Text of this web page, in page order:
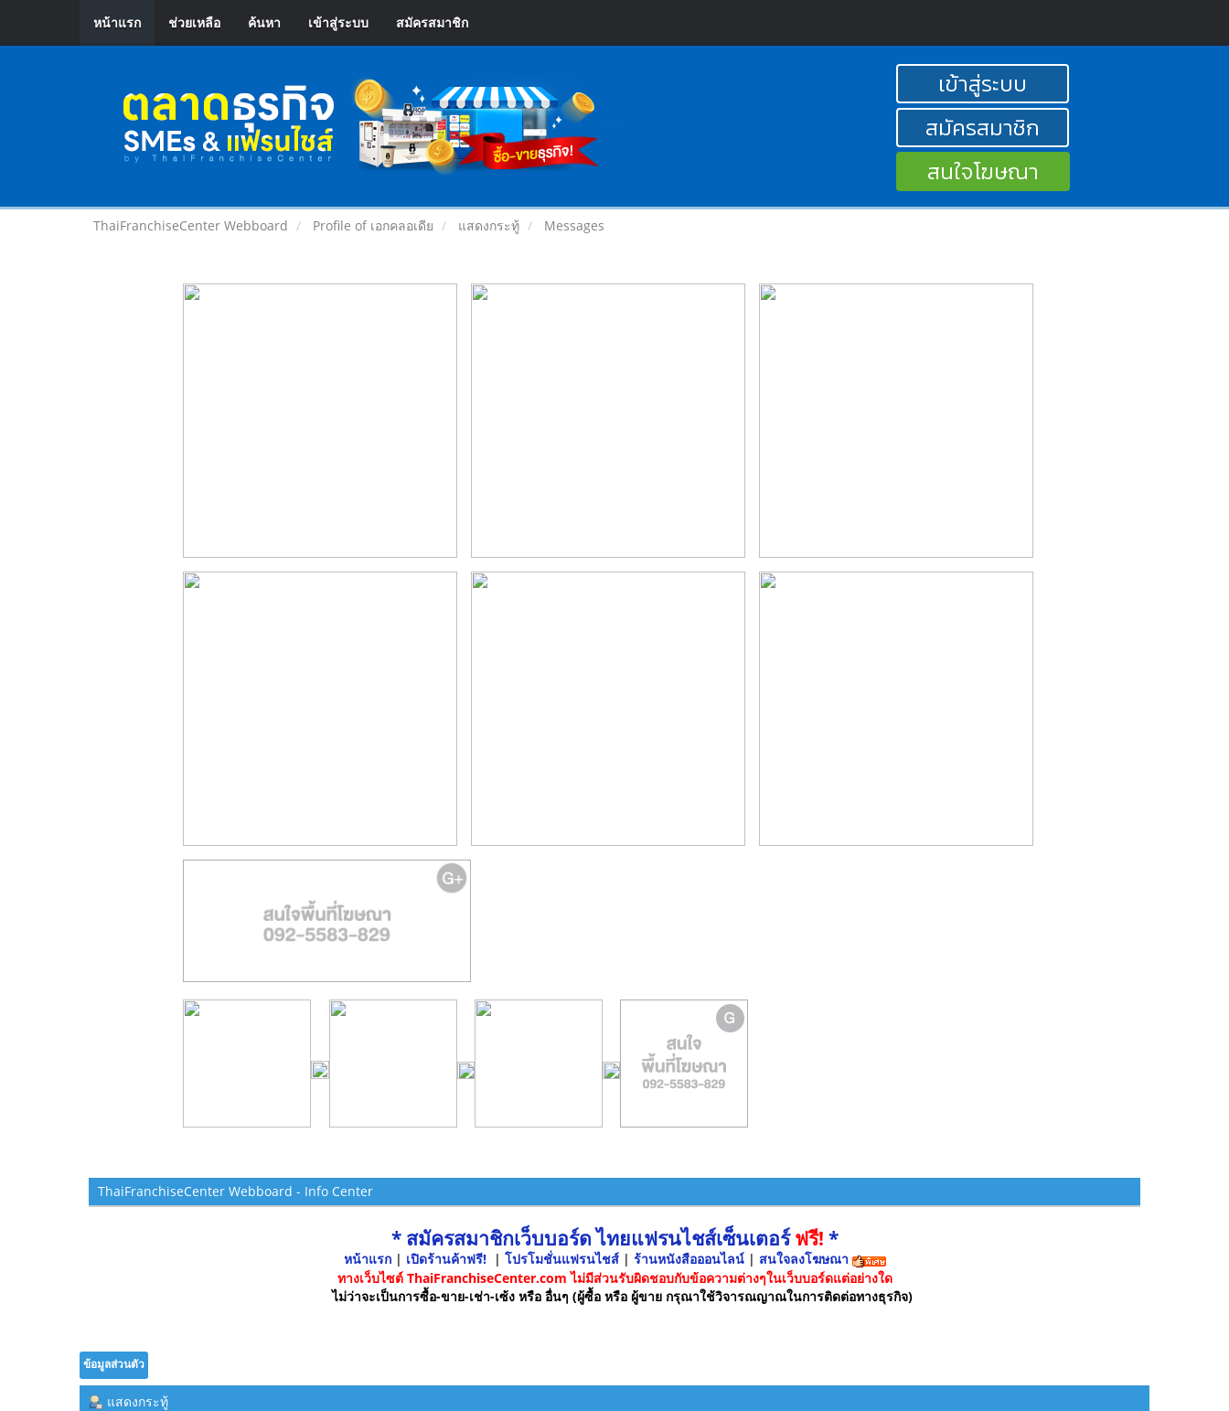
หน้าแรก ช่วยเหลือ ค้นหา เข้าสู่ระบบ สมัครสมาชิก
เข้าสู่ระบบ
สมัครสมาชิก
สนใจโฆษณา
ThaiFranchiseCenter Webboard Profile of เอกคลอเดีย แสดงกระทู้ Messages
ThaiFranchiseCenter Webboard - Info Center
* สมัครสมาชิกเว็บบอร์ด ไทยแฟรนไชส์เซ็นเตอร์ฟรี! *
หน้าแรก| เปิดร้านค้าฟรี! | โปรโมชั่นแฟรนไชส์ | ร้านหนังสือออนไลน์ | สนใจลงโฆษณา
ทางเว็บไซต์ ThaiFranchiseCenter.com ไม่มีส่วนรับผิดชอบกับข้อความต่างๆในเว็บบอร์ดแต่อย่างใด
ไม่ว่าจะเป็นการซื้อ-ขาย-เช่า-เซ้ง หรือ อื่นๆ (ผู้ซื้อ หรือ ผู้ขาย กรุณาใช้วิจารณญาณในการติดต่อทางธุรกิจ)
ข้อมูลส่วนตัว
แสดงกระทู้